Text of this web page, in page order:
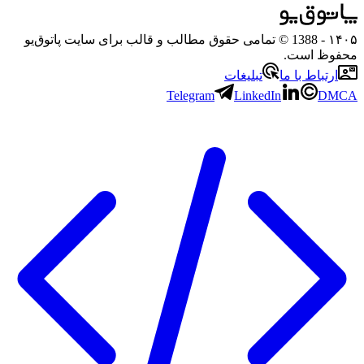
۱۴۰۵
- 1388 © تمامی حقوق مطالب و قالب برای سایت پاتوق‌یو
محفوظ است.
ارتباط با ما
تبلیغات
Telegram
LinkedIn DMCA